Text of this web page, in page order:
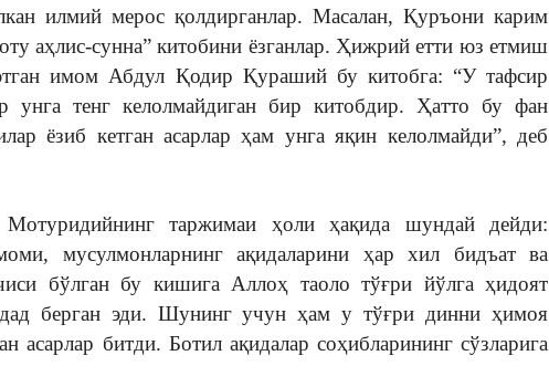
илмий мерос қолдирганлар. Масалан, Қуръони карим
аҳлис-сунна” китобини ёзганлар. Ҳижрий етти юз етмиш
имом Абдул Қодир Қураший бу китобга: “У тафсир
унга тенг келолмайдиган бир китобдир. Ҳатто бу фан
ёзиб кетган асарлар ҳам унга яқин келолмайди”, деб
таржимаи ҳоли ҳақида шундай дейди:
мусулмонларнинг ақидаларини ҳар хил бидъат ва
бўлган бу кишига Аллоҳ таоло тўғри йўлга ҳидоят
берган эди. Шунинг учун ҳам у тўғри динни ҳимоя
асарлар битди. Ботил ақидалар соҳибларининг сўзларига